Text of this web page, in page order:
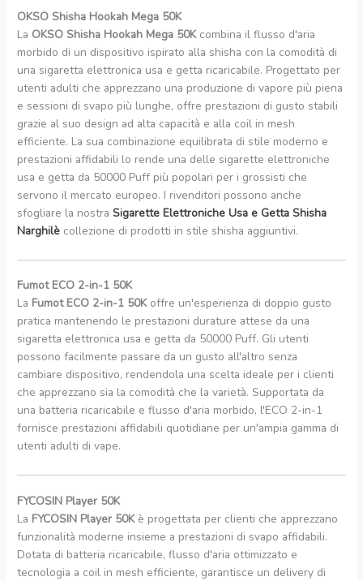
OKSO Shisha Hookah Mega 50K
La OKSO Shisha Hookah Mega 50Kcombina il flusso d'aria
morbido di un dispositivo ispirato alla shisha con la comodità di
una sigaretta elettronica usa e getta ricaricabile. Progettato per
utenti adulti che apprezzano una produzione di vapore più piena
e sessioni di svapo più lunghe, offre prestazioni di gusto stabili
grazie al suo design ad alta capacità e alla coil in mesh
efficiente. La sua combinazione equilibrata di stile moderno e
prestazioni affidabili lo rende una delle sigarette elettroniche
usa e getta da 50000 Puff più popolari per i grossisti che
servono il mercato europeo. I rivenditori possono anche
sfogliare la nostraSigarette Elettroniche Usa e Getta Shisha
Narghilè collezione di prodotti in stile shisha aggiuntivi.
Fumot ECO 2-in-1 50K
La Fumot ECO 2-in-1 50Koffre un'esperienza di doppio gusto
pratica mantenendo le prestazioni durature attese da una
sigaretta elettronica usa e getta da 50000 Puff. Gli utenti
possono facilmente passare da un gusto all'altro senza
cambiare dispositivo, rendendola una scelta ideale per i clienti
che apprezzano sia la comodità che la varietà. Supportata da
una batteria ricaricabile e flusso d'aria morbido, l'ECO 2-in-1
fornisce prestazioni affidabili quotidiane per un'ampia gamma di
utenti adulti di vape.
FYCOSIN Player 50K
La FYCOSIN Player 50Kè progettata per clienti che apprezzano
funzionalità moderne insieme a prestazioni di svapo affidabili.
Dotata di batteria ricaricabile, flusso d'aria ottimizzato e
tecnologia a coil in mesh efficiente, garantisce un delivery di